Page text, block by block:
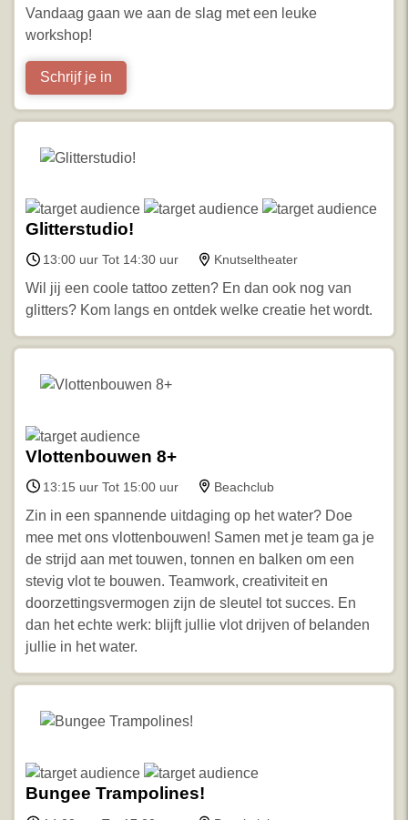
Vandaag gaan we aan de slag met een leuke
workshop!
Schrijf je in
Glitterstudio!
13:00 uur Tot 14:30 uur Knutseltheater
Wil jij een coole tattoo zetten? En dan ook nog van
glitters? Kom langs en ontdek welke creatie het wordt.
Vlottenbouwen 8+
13:15 uur Tot 15:00 uur Beachclub
Zin in een spannende uitdaging op het water? Doe
mee met ons vlottenbouwen! Samen met je team ga je
de strijd aan met touwen, tonnen en balken om een
stevig vlot te bouwen. Teamwork, creativiteit en
doorzettingsvermogen zijn de sleutel tot succes. En
dan het echte werk: blijft jullie vlot drijven of belanden
jullie in het water.
Bungee Trampolines!